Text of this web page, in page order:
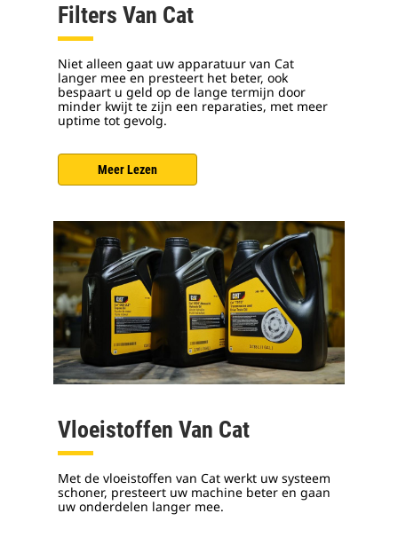
Filters Van Cat
Niet alleen gaat uw apparatuur van Cat
langer mee en presteert het beter, ook
bespaart u geld op de lange termijn door
minder kwijt te zijn een reparaties, met meer
uptime tot gevolg.
Meer Lezen
Vloeistoffen Van Cat
Met de vloeistoffen van Cat werkt uw systeem
schoner, presteert uw machine beter en gaan
uw onderdelen langer mee.